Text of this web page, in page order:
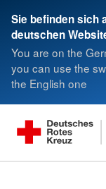
Sie befinden sich
deutschen
You are on the
you can use the
the English one